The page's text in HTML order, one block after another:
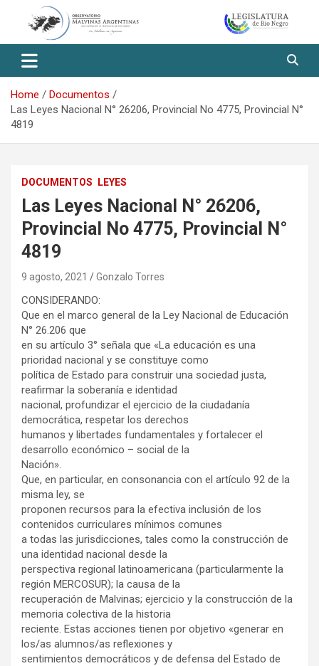
Observatorio Malvinas – Río
Negro
Home
Documentos
Las Leyes Nacional N° 26206, Provincial No 4775, Provincial N°
4819
DOCUMENTOS LEYES
Las Leyes Nacional N° 26206,
Provincial No 4775, Provincial N°
4819
9 agosto, 2021 Gonzalo Torres
CONSIDERANDO:
Que en el marco general de la Ley Nacional de Educación
N° 26.206 que
en su artículo 3° señala que «La educación es una
prioridad nacional y se constituye como
política de Estado para construir una sociedad justa,
reafirmar la soberanía e identidad
nacional, profundizar el ejercicio de la ciudadanía
democrática, respetar los derechos
humanos y libertades fundamentales y fortalecer el
desarrollo económico – social de la
Nación».
Que, en particular, en consonancia con el artículo 92 de la
misma ley, se
proponen recursos para la efectiva inclusión de los
contenidos curriculares mínimos comunes
a todas las jurisdicciones, tales como la construcción de
una identidad nacional desde la
perspectiva regional latinoamericana (particularmente la
región MERCOSUR); la causa de la
recuperación de Malvinas; ejercicio y la construcción de la
memoria colectiva de la historia
reciente. Estas acciones tienen por objetivo «generar en
los/as alumnos/as reflexiones y
sentimientos democráticos y de defensa del Estado de